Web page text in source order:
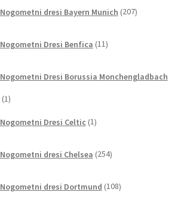
Nogometni dresi Bayern Munich 207izdelkov
Nogometni Dresi Benfica 11izdelkov
Nogometni Dresi Borussia Monchengladbach
11
Nogometni Dresi Celtic 1izdelek
Nogometni dresi Chelsea 254izdelkov
Nogometni dresi Dortmund 108izdelkov